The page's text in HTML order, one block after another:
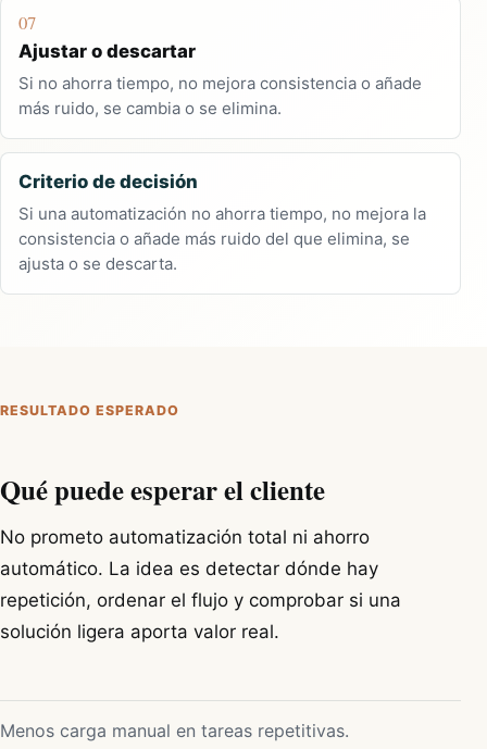
07
Ajustar o descartar
Si no ahorra tiempo, no mejora consistencia o añade
más ruido, se cambia o se elimina.
Criterio de decisión
Si una automatización no ahorra tiempo, no mejora la
consistencia o añade más ruido del que elimina, se
ajusta o se descarta.
RESULTADO ESPERADO
Qué puede esperar el cliente
No prometo automatización total ni ahorro
automático. La idea es detectar dónde hay
repetición, ordenar el flujo y comprobar si una
solución ligera aporta valor real.
Menos carga manual en tareas repetitivas.